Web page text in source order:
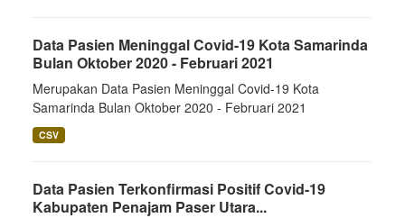
Data Pasien Meninggal Covid-19 Kota Samarinda
Bulan Oktober 2020 - Februari 2021
Merupakan Data Pasien Meninggal Covid-19 Kota
Samarinda Bulan Oktober 2020 - Februari 2021
CSV
Data Pasien Terkonfirmasi Positif Covid-19
Kabupaten Penajam Paser Utara...